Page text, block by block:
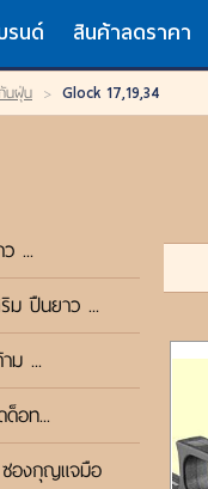
/EN
รนด์ สินค้าลดราคา
นฝุ่น > Glock 17,19,34
...
ม ปืนยาว ...
ม ...
อท...
องกุญแจมือ